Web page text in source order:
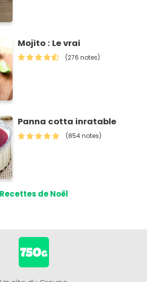
Mojito : Le vrai
(276 notes)
Panna cotta inratable
(854 notes)
Recettes de Noël